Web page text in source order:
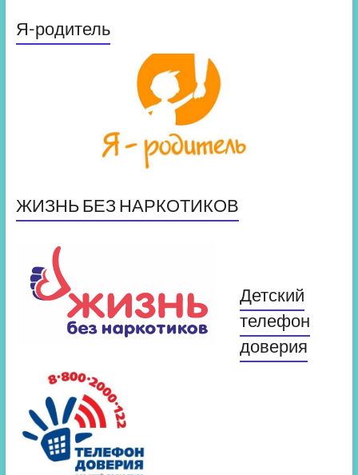
Я-родитель
ЖИЗНЬ БЕЗ НАРКОТИКОВ
Детский
телефон
доверия